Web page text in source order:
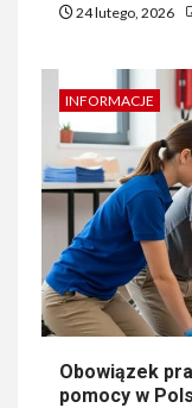
24 lutego, 2026
INFORMACJE
Obowiązek
pomocy w